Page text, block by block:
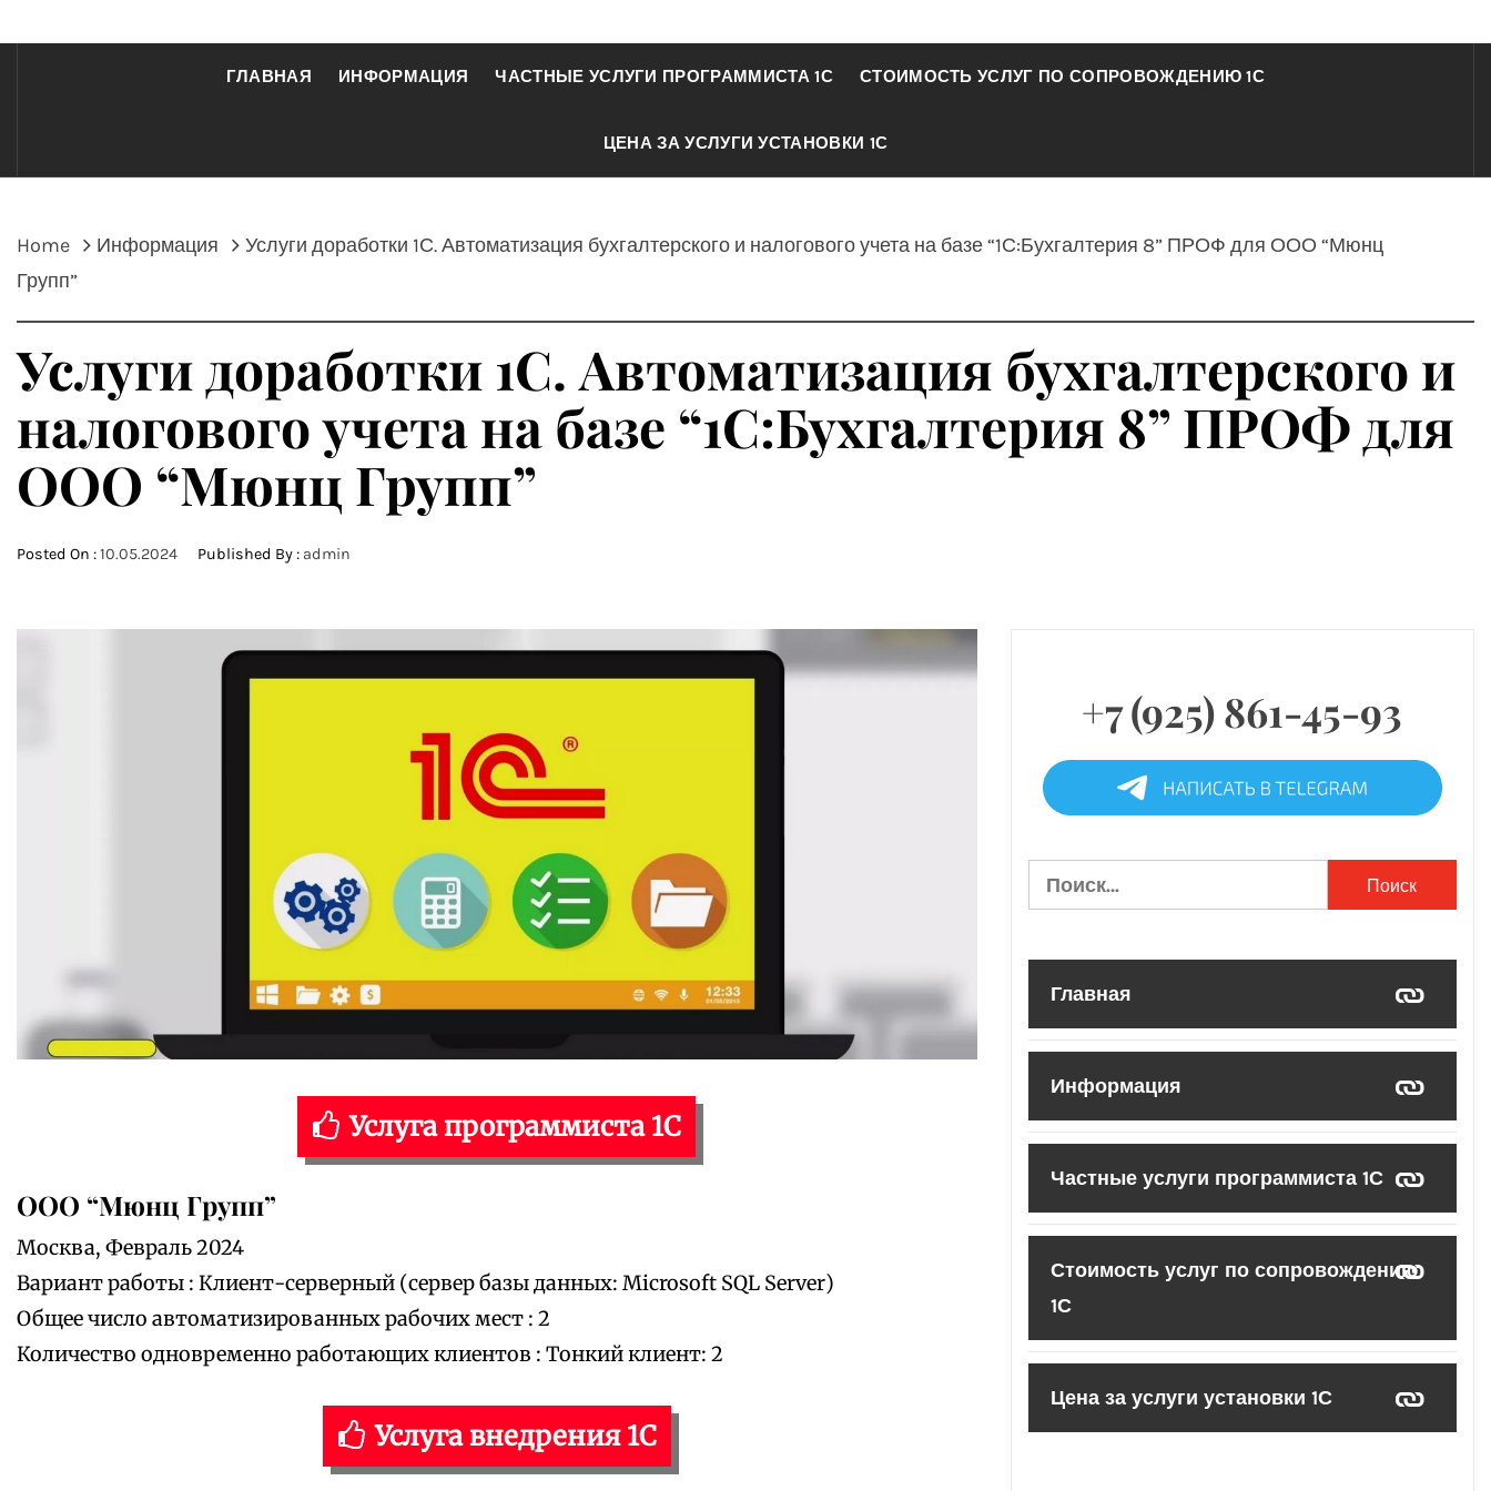
ГЛАВНАЯ ИНФОРМАЦИЯ ЧАСТНЫЕ УСЛУГИ ПРОГРАММИСТА 1С СТОИМОСТЬ УСЛУГ ПО СОПРОВОЖДЕНИЮ 1С
ЦЕНА ЗА УСЛУГИ УСТАНОВКИ 1С
Home Информация
Услуги доработки 1С. Автоматизация бухгалтерского и налогового учета на базе “1С:Бухгалтерия 8” ПРОФ для ООО “Мюнц
Групп”
Услуги доработки 1С. Автоматизация бухгалтерского и
налогового учета на базе “1С:Бухгалтерия 8” ПРОФ для
ООО “Мюнц Групп”
Posted On :10.05.2024 Published By : admin
Услуга программиста 1С
ООО “Мюнц Групп”
Москва, Февраль 2024
Вариант работы : Клиент-серверный (сервер базы данных: Microsoft SQL Server)
Общее число автоматизированных рабочих мест : 2
Количество одновременно работающих клиентов : Тонкий клиент: 2
Услуга внедрения 1С
+7 (925) 861-45-93
Найти:
Главная
Информация
Частные услуги программиста 1С
Стоимость услуг по сопровождению
1С
Цена за услуги установки 1С